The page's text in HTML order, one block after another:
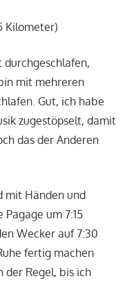
Kilometer)
mit mehreren
Gut, ich habe
zugestöpselt, damit
das der Anderen
mit Händen und
um 7:15
Wecker auf 7:30
fertig machen
der Regel, bis ich